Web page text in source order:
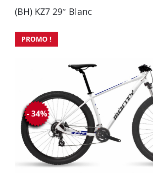
(BH) KZ7 29″ Blanc
PROMO !
- 34%